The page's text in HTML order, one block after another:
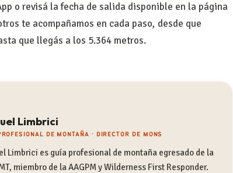
o revisá la fecha de salida disponible en la página
te acompañamos en cada paso, desde que
que llegás a los 5.364 metros.
Limbrici
DE MONTAÑA · DIRECTOR DE MONS
Limbrici es guía profesional de montaña egresado de la
miembro de la AAGPM y Wilderness First Responder.